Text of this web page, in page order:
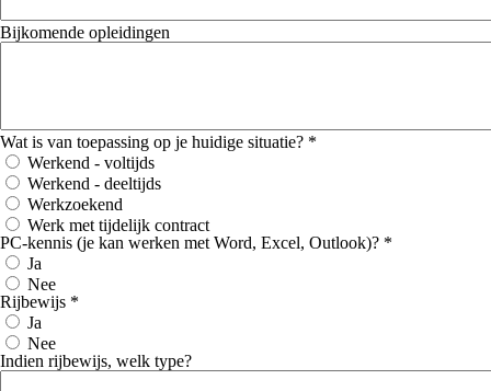
Bijkomende opleidingen
Wat is van toepassing op je huidige situatie? *
Werkend - voltijds
Werkend - deeltijds
Werkzoekend
Werk met tijdelijk contract
PC-kennis (je kan werken met Word, Excel, Outlook)? *
Ja
Nee
Rijbewijs *
Ja
Nee
Indien rijbewijs, welk type?